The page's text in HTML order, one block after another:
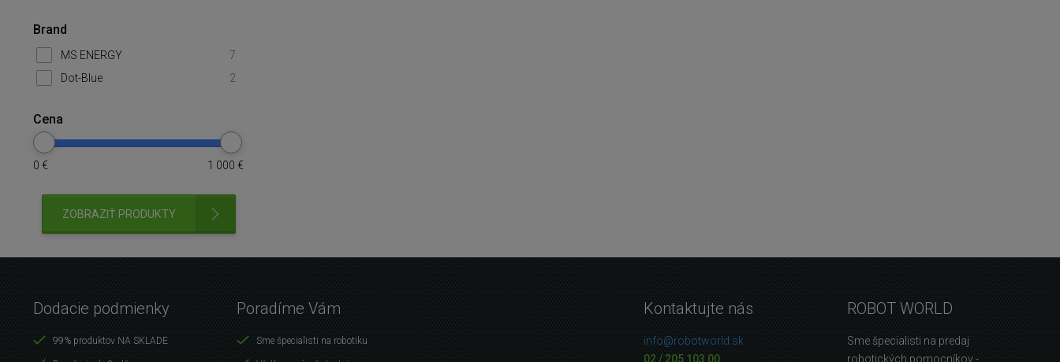
Brand
MS ENERGY
7
Dot-Blue
2
Cena
0 € 1 000 €
ZOBRAZIŤ PRODUKTY
Dodacie podmienky
99% produktov NA SKLADE
Poradíme Vám
Sme špecialisti na robotiku
Kontaktujte nás
info@robotworld.sk
02 / 205 103 00
ROBOT WORLD
Sme špecialisti na predaj
robotických pomocníkov -